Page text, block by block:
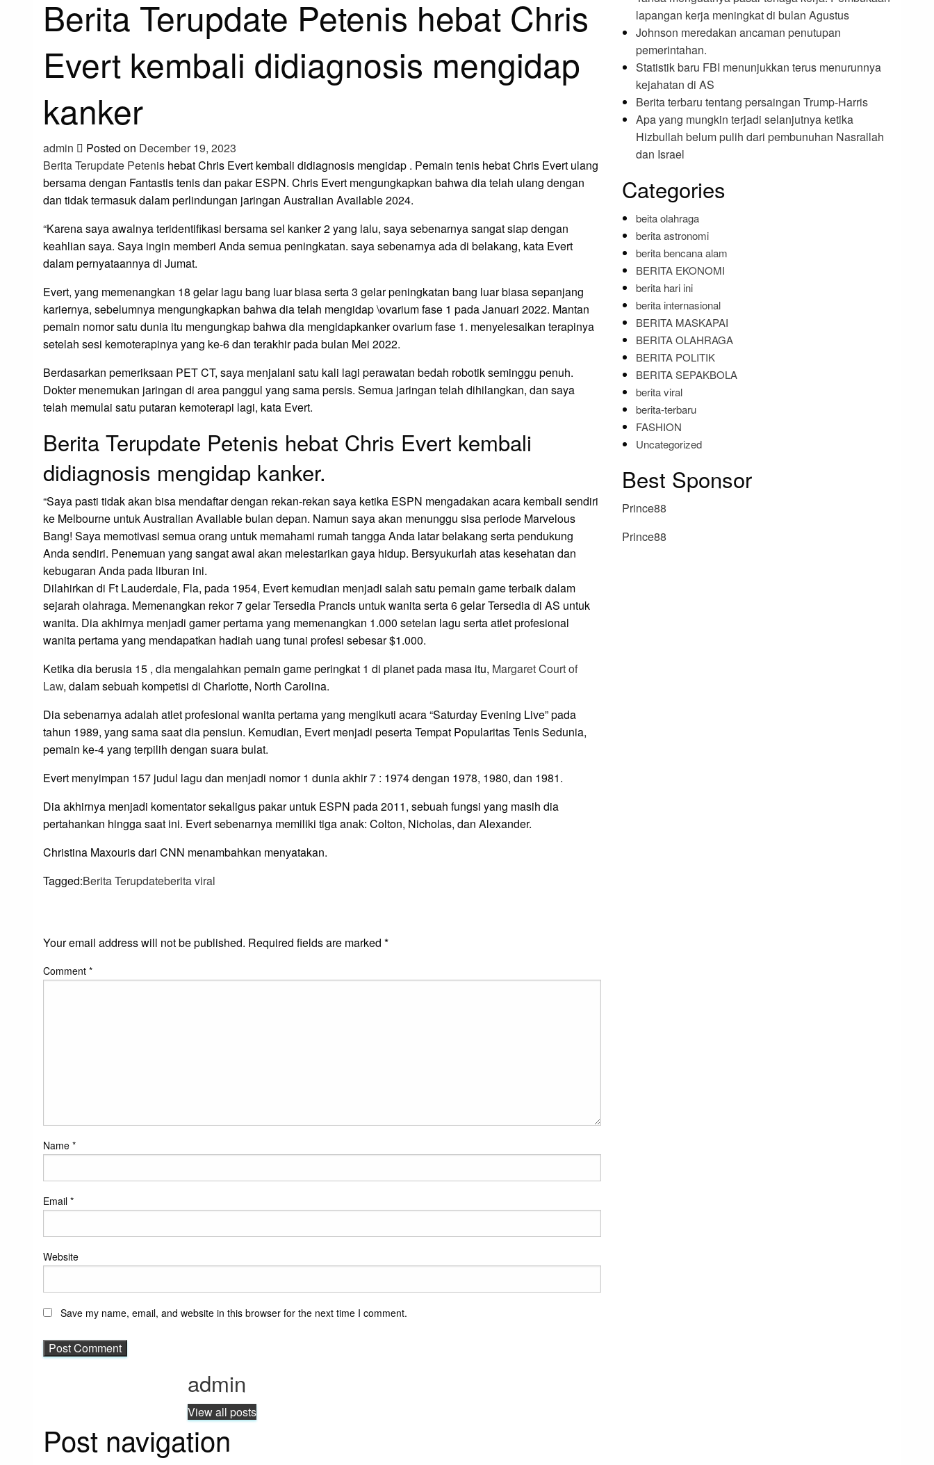
Berita Terupdate Petenis hebat Chris
Evert kembali didiagnosis mengidap
kanker
admin Posted on December 19, 2023
Berita Terupdate Petenis hebat Chris Evert kembali didiagnosis mengidap . Pemain tenis hebat Chris Evert ulang
bersama dengan Fantastis tenis dan pakar ESPN. Chris Evert mengungkapkan bahwa dia telah ulang dengan
dan tidak termasuk dalam perlindungan jaringan Australian Available 2024.
“Karena saya awalnya teridentifikasi bersama sel kanker 2 yang lalu, saya sebenarnya sangat siap dengan
keahlian saya. Saya ingin memberi Anda semua peningkatan. saya sebenarnya ada di belakang, kata Evert
dalam pernyataannya di Jumat.
Evert, yang memenangkan 18 gelar lagu bang luar biasa serta 3 gelar peningkatan bang luar biasa sepanjang
kariernya, sebelumnya mengungkapkan bahwa dia telah mengidap \ovarium fase 1 pada Januari 2022. Mantan
pemain nomor satu dunia itu mengungkap bahwa dia mengidapkanker ovarium fase 1. menyelesaikan terapinya
setelah sesi kemoterapinya yang ke-6 dan terakhir pada bulan Mei 2022.
Berdasarkan pemeriksaan PET CT, saya menjalani satu kali lagi perawatan bedah robotik seminggu penuh.
Dokter menemukan jaringan di area panggul yang sama persis. Semua jaringan telah dihilangkan, dan saya
telah memulai satu putaran kemoterapi lagi, kata Evert.
Berita Terupdate Petenis hebat Chris Evert kembali
didiagnosis mengidap kanker.
“Saya pasti tidak akan bisa mendaftar dengan rekan-rekan saya ketika ESPN mengadakan acara kembali sendiri
ke Melbourne untuk Australian Available bulan depan. Namun saya akan menunggu sisa periode Marvelous
Bang! Saya memotivasi semua orang untuk memahami rumah tangga Anda latar belakang serta pendukung
Anda sendiri. Penemuan yang sangat awal akan melestarikan gaya hidup. Bersyukurlah atas kesehatan dan
kebugaran Anda pada liburan ini.
Dilahirkan di Ft Lauderdale, Fla, pada 1954, Evert kemudian menjadi salah satu pemain game terbaik dalam
sejarah olahraga. Memenangkan rekor 7 gelar Tersedia Prancis untuk wanita serta 6 gelar Tersedia di AS untuk
wanita. Dia akhirnya menjadi gamer pertama yang memenangkan 1.000 setelan lagu serta atlet profesional
wanita pertama yang mendapatkan hadiah uang tunai profesi sebesar $1.000.
Ketika dia berusia 15 , dia mengalahkan pemain game peringkat 1 di planet pada masa itu, Margaret Court of
Law, dalam sebuah kompetisi di Charlotte, North Carolina.
Dia sebenarnya adalah atlet profesional wanita pertama yang mengikuti acara “Saturday Evening Live” pada
tahun 1989, yang sama saat dia pensiun. Kemudian, Evert menjadi peserta Tempat Popularitas Tenis Sedunia,
pemain ke-4 yang terpilih dengan suara bulat.
Evert menyimpan 157 judul lagu dan menjadi nomor 1 dunia akhir 7 : 1974 dengan 1978, 1980, dan 1981.
Dia akhirnya menjadi komentator sekaligus pakar untuk ESPN pada 2011, sebuah fungsi yang masih dia
pertahankan hingga saat ini. Evert sebenarnya memiliki tiga anak: Colton, Nicholas, dan Alexander.
Christina Maxouris dari CNN menambahkan menyatakan.
Tagged:Berita Terupdateberita viral
Your email address will not be published. Required fields are marked *
Comment *
Name *
Email *
Website
Save my name, email, and website in this browser for the next time I comment.
admin
View all posts
Post navigation
lapangan kerja meningkat di bulan Agustus
Johnson meredakan ancaman penutupan
pemerintahan.
Statistik baru FBI menunjukkan terus menurunnya
kejahatan di AS
Berita terbaru tentang persaingan Trump-Harris
Apa yang mungkin terjadi selanjutnya ketika
Hizbullah belum pulih dari pembunuhan Nasrallah
dan Israel
Categories
beita olahraga
berita astronomi
berita bencana alam
BERITA EKONOMI
berita hari ini
berita internasional
BERITA MASKAPAI
BERITA OLAHRAGA
BERITA POLITIK
BERITA SEPAKBOLA
berita viral
berita-terbaru
FASHION
Uncategorized
Best Sponsor
Prince88
Prince88